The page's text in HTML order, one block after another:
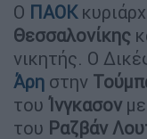
Ο ΠΑΟΚ
Θεσσαλονίκης
νικητής. Ο
Άρη στην
του Ίνγκασον με
του Ραζβάν